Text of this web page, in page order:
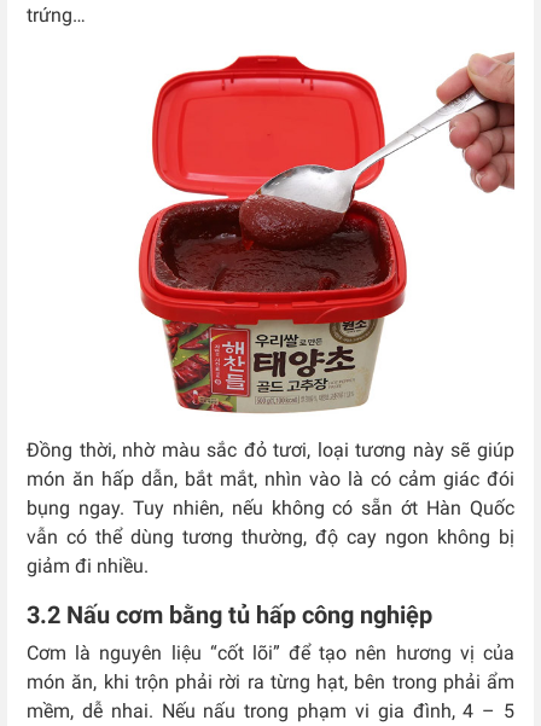
trứng…
Đồng thời, nhờ màu sắc đỏ tươi, loại tương này sẽ giúp
món ăn hấp dẫn, bắt mắt, nhìn vào là có cảm giác đói
bụng ngay. Tuy nhiên, nếu không có sẵn ớt Hàn Quốc
vẫn có thể dùng tương thường, độ cay ngon không bị
giảm đi nhiều.
3.2 Nấu cơm bằng tủ hấp công nghiệp
Cơm là nguyên liệu “cốt lõi” để tạo nên hương vị của
món ăn, khi trộn phải rời ra từng hạt, bên trong phải ẩm
mềm, dễ nhai. Nếu nấu trong phạm vi gia đình, 4 – 5